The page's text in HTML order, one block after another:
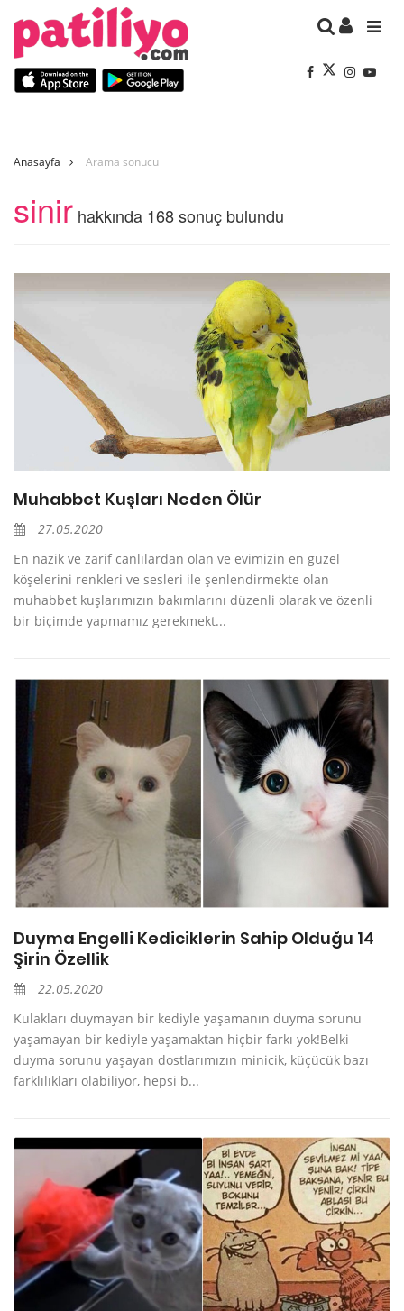
Anasayfa Arama sonucu
sinir hakkında 168 sonuç bulundu
Muhabbet Kuşları Neden Ölür
27.05.2020
En nazik ve zarif canlılardan olan ve evimizin en güzel
köşelerini renkleri ve sesleri ile şenlendirmekte olan
muhabbet kuşlarımızın bakımlarını düzenli olarak ve özenli
bir biçimde yapmamız gerekmekt...
Duyma Engelli Kediciklerin Sahip Olduğu 14
Şirin Özellik
22.05.2020
Kulakları duymayan bir kediyle yaşamanın duyma sorunu
yaşamayan bir kediyle yaşamaktan hiçbir farkı yok!Belki
duyma sorunu yaşayan dostlarımızın minicik, küçücük bazı
farklılıkları olabiliyor, hepsi b...